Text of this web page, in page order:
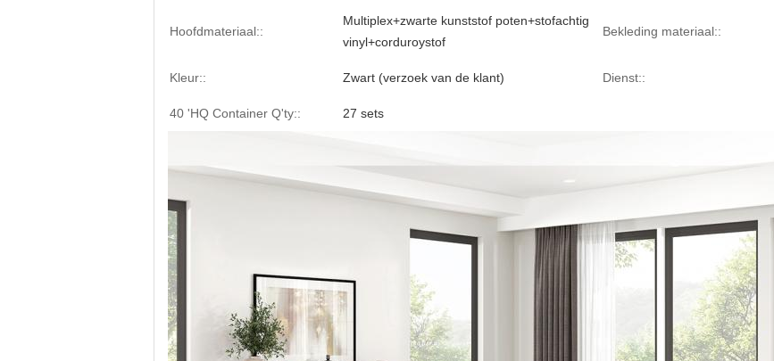
Hoofdmateriaal::
Multiplex+zwarte kunststof poten+stofachtig
vinyl+corduroystof
Bekleding materiaal::
Kleur:: Zwart (verzoek van de klant) Dienst::
40 'HQ Container Q'ty:: 27 sets